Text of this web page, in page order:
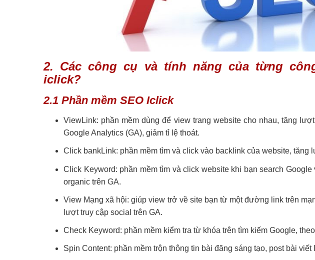
2. Các công cụ và tính năng của từng
iclick?
2.1 Phần mềm SEO Iclick
ViewLink: phần mềm dùng để view trang website cho nhau, tăng
Google Analytics (GA), giảm tỉ lệ thoát.
Click bankLink: phần mềm tìm và click vào backlink của website, tăng
Click Keyword: phần mềm tìm và click website khi bạn search
organic trên GA.
View Mạng xã hội: giúp view trở về site bạn từ một đường link trên
lượt truy cập social trên GA.
Check Keyword: phần mềm kiểm tra từ khóa trên tìm kiếm Google,
Spin Content: phần mềm trộn thông tin bài đăng sáng tạo, post bài